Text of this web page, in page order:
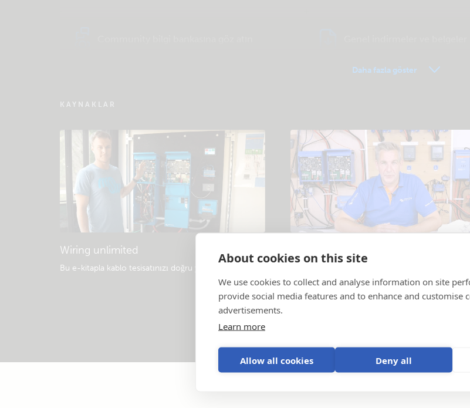
About cookies on this site
We use cookies to collect and analyse information on site
provide social media features and to enhance and customise
advertisements.
Learn more
Allow all cookies Deny all
Daha fazla göster
KAYNAKLAR
Wiring unlimited
Bu e-kitapla kablo tesisatınızı doğru yapın